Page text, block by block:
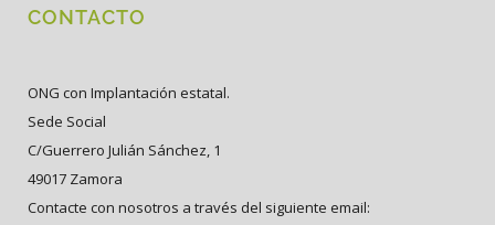
CONTACTO
ONG con Implantación estatal.
Sede Social
C/Guerrero Julián Sánchez, 1
49017 Zamora
Contacte con nosotros a través del siguiente email: